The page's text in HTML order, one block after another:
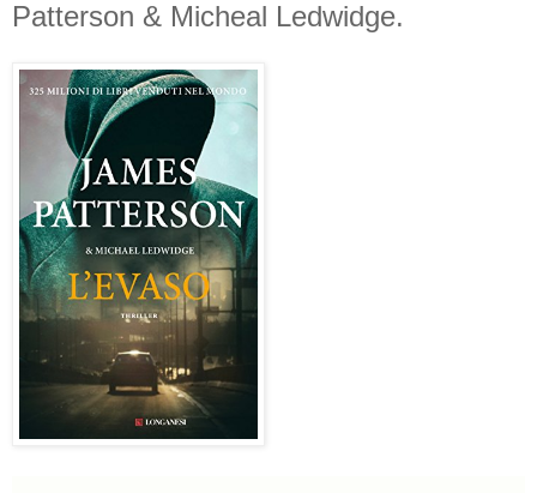
Patterson & Micheal Ledwidge.